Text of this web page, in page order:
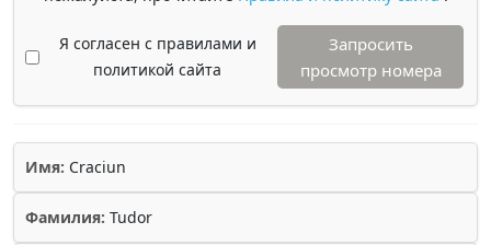
Я согласен с правилами и
политикой сайта
Запросить
просмотр номера
Имя: Craciun
Фамилия: Tudor